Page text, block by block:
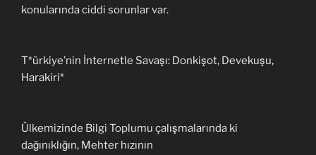
konularında ciddi sorunlar var.
T*ürkiye’nin İnternetle Savaşı: Donkişot, Devekuşu,
Harakiri*
Ülkemizinde Bilgi Toplumu çalışmalarında ki
dağınıklığın, Mehter hızının